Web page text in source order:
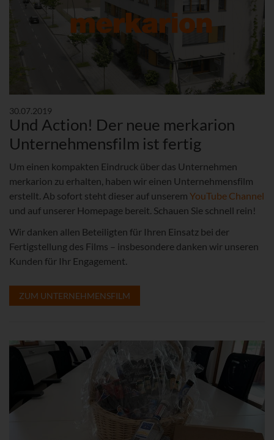
30.07.2019
Und Action! Der neue merkarion
Unternehmensfilm ist fertig
Um einen kompakten Eindruck über das Unternehmen
merkarion zu erhalten, haben wir einen Unternehmensfilm
erstellt. Ab sofort steht dieser auf unserem YouTube Channel
und auf unserer Homepage bereit. Schauen Sie schnell rein!
Wir danken allen Beteiligten für Ihren Einsatz bei der
Fertigstellung des Films – insbesondere danken wir unseren
Kunden für Ihr Engagement.
ZUM UNTERNEHMENSFILM